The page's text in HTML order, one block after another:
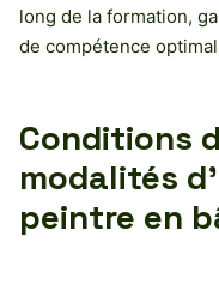
long de la formation,
de compétence
Conditions
modalités
peintre en